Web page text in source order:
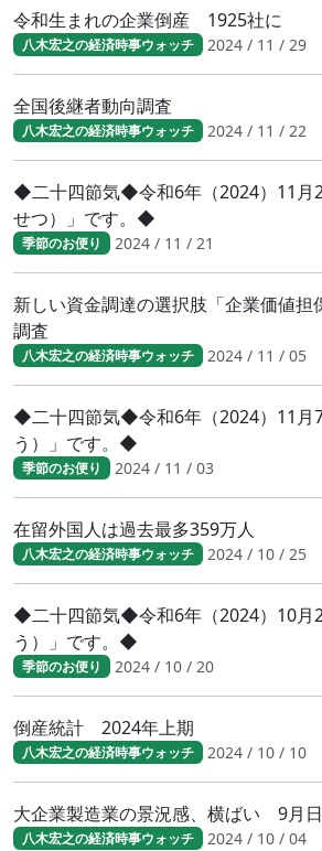
令和生まれの企業倒産 1925社に
八木宏之の経済時事ウォッチ 2024 / 11 / 29
全国後継者動向調査
八木宏之の経済時事ウォッチ 2024 / 11 / 22
◆二十四節気◆令和6年（2024）11月
せつ）」です。◆
季節のお便り 2024 / 11 / 21
新しい資金調達の選択肢「企業価値担
調査
八木宏之の経済時事ウォッチ 2024 / 11 / 05
◆二十四節気◆令和6年（2024）11月
う）」です。◆
季節のお便り 2024 / 11 / 03
在留外国人は過去最多359万人
八木宏之の経済時事ウォッチ 2024 / 10 / 25
◆二十四節気◆令和6年（2024）10月
う）」です。◆
季節のお便り 2024 / 10 / 20
倒産統計 2024年上期
八木宏之の経済時事ウォッチ 2024 / 10 / 10
大企業製造業の景況感、横ばい 9月
八木宏之の経済時事ウォッチ 2024 / 10 / 04